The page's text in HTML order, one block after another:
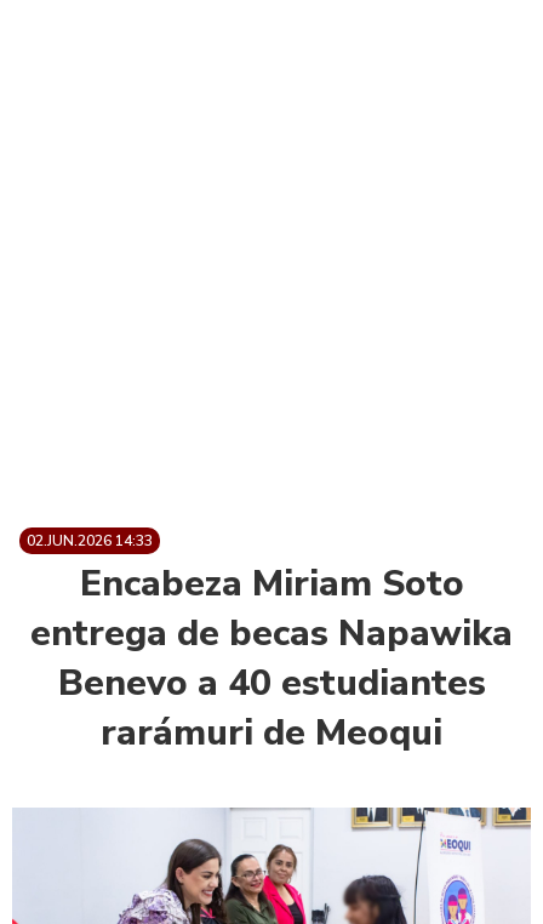
02.JUN.2026 14:33
Encabeza Miriam Soto
entrega de becas Napawika
Benevo a 40 estudiantes
rarámuri de Meoqui